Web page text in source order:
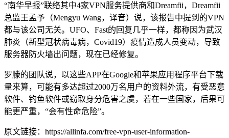
“南华早报”联络其中4家VPN服务提供商和Dreamfii，Dreamfii
总监王孟予（Mengyu Wang，译音）说，该报告中提到的VPN
都与该公司无关。UFO、Fast的回复几乎一样，都称因为武汉
肺炎（新型冠状病毒病，Covid19）疫情造成人员变动，导致
服务器防火墙出问题，现在已经修复。
罗滕的团队说，以这些APP在Google和苹果应用程序平台下载
量来算，可能有多达超过2000万名用户的资料外流，有受恶意
软件、钓鱼软件或窃取身分危害之虞，若在一些国家，后果可
能更严重，“会有性命危险”。
原文链接：https://allinfa.com/free-vpn-user-information-